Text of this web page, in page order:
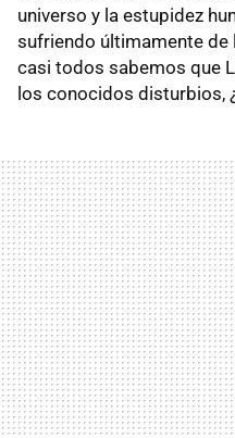
universo y la estupidez
sufriendo últimamente de
casi todos sabemos que
los conocidos disturbios,